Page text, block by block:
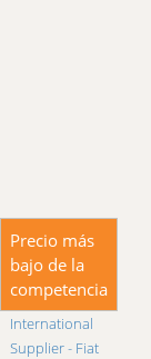
Precio más
bajo de la
competencia
International
Supplier - Fiat